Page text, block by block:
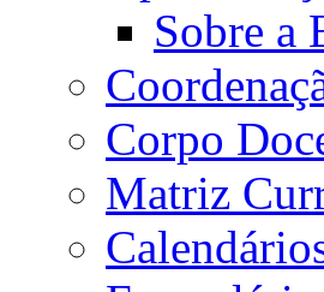
Sobre a
Corpo
Matriz